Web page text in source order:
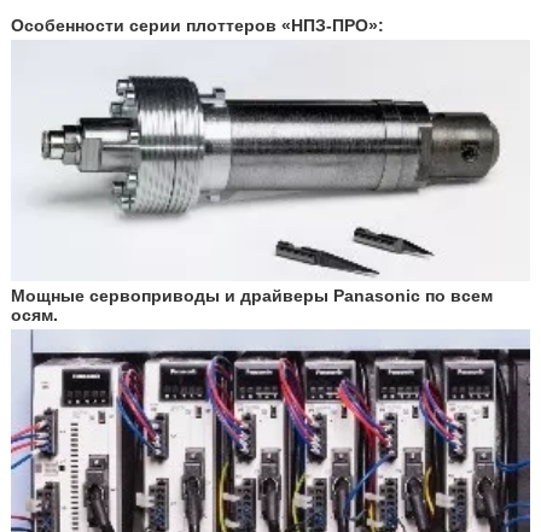
Особенности серии плоттеров «НПЗ-ПРО»:
Мощные сервоприводы и драйверы Panasonic по всем
осям.